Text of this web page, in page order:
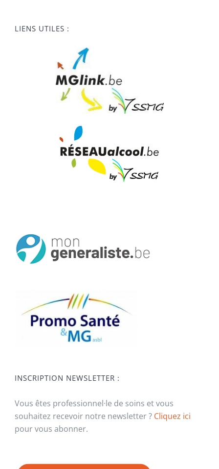
LIENS UTILES :
INSCRIPTION NEWSLETTER :
Vous êtes professionnel·le de soins et vous
souhaitez recevoir notre newsletter ? Cliquez ici
pour vous abonner.